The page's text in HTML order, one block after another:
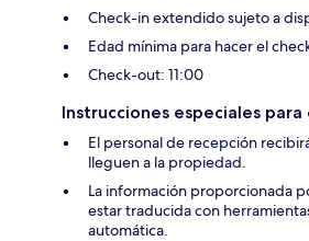
Check-in extendido sujeto a
Edad mínima para hacer el
Check-out: 11:00
Instrucciones especiales para
El personal de recepción
lleguen a la propiedad.
La información proporcionada
estar traducida con
automática.